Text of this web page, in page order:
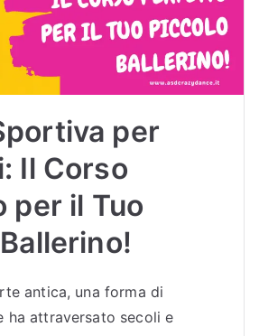
per
Il Corso
per il Tuo
antica, una forma di
ha attraversato secoli e